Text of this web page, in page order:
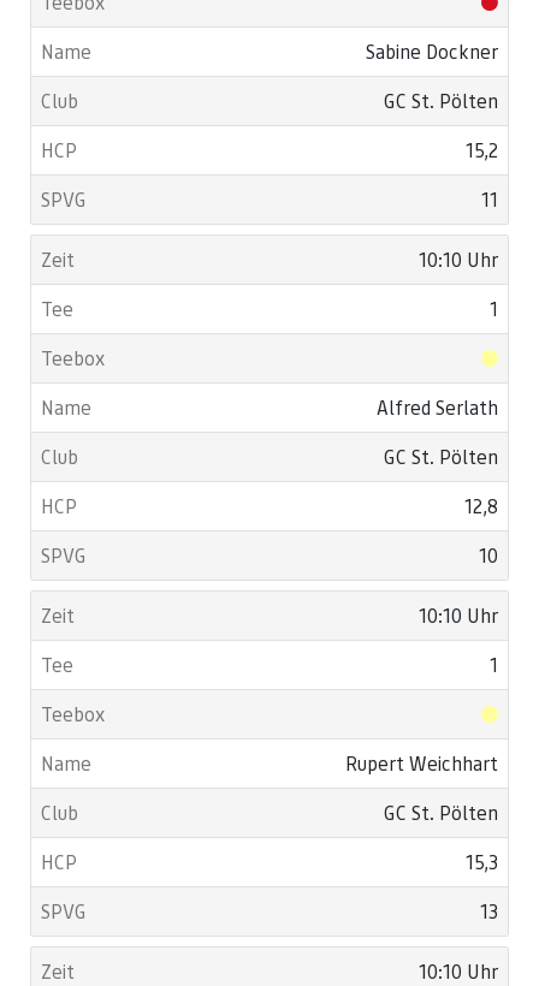
Sabine Dockner
GC St. Pölten
15,2
11
10:10 Uhr
1
Alfred Serlath
GC St. Pölten
12,8
10
10:10 Uhr
1
Rupert Weichhart
GC St. Pölten
15,3
13
10:10 Uhr